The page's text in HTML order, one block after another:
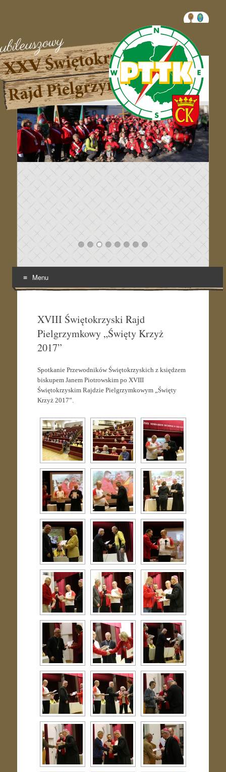
Menu
contentXVIII Świętokrzyski Rajd
Pielgrzymkowy „Święty Krzyż
2017”
Spotkanie Przewodników Świętokrzyskich z księdzem
biskupem Janem Piotrowskim po XVIII
Świętokrzyskim Rajdzie Pielgrzymkowym „Święty
Krzyż 2017”.